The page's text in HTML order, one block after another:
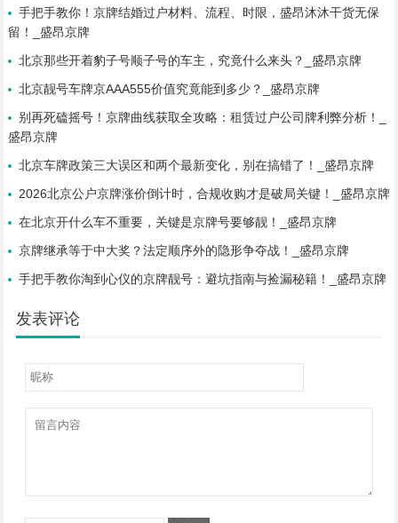
手把手教你！京牌结婚过户材料、流程、时限，盛昂沐沐干货无保
留！_盛昂京牌
北京那些开着豹子号顺子号的车主，究竟什么来头？_盛昂京牌
北京靓号车牌京AAA555价值究竟能到多少？_盛昂京牌
别再死磕摇号！京牌曲线获取全攻略：租赁过户公司牌利弊分析！_
盛昂京牌
北京车牌政策三大误区和两个最新变化，别在搞错了！_盛昂京牌
2026北京公户京牌涨价倒计时，合规收购才是破局关键！_盛昂京牌
在北京开什么车不重要，关键是京牌号要够靓！_盛昂京牌
京牌继承等于中大奖？法定顺序外的隐形争夺战！_盛昂京牌
手把手教你淘到心仪的京牌靓号：避坑指南与捡漏秘籍！_盛昂京牌
发表评论